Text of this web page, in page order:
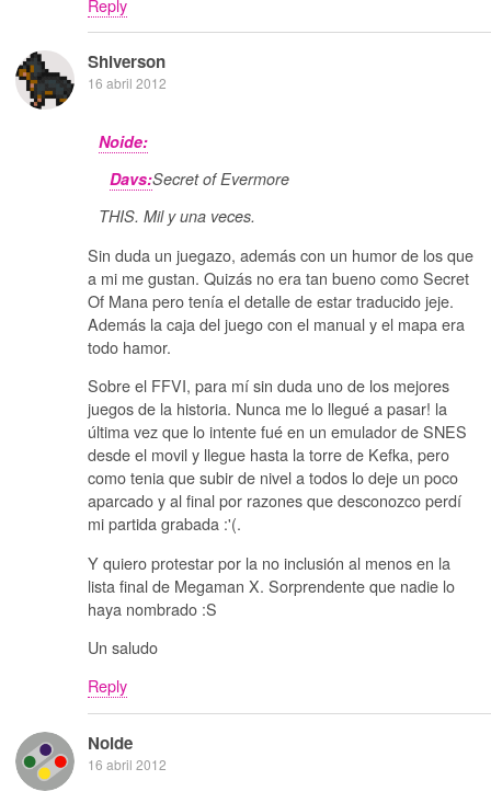
Reply
Shiverson
16 abril 2012
Noide:
Davs:Secret of Evermore
THIS. Mil y una veces.
Sin duda un juegazo, además con un humor de los que
a mi me gustan. Quizás no era tan bueno como Secret
Of Mana pero tenía el detalle de estar traducido jeje.
Además la caja del juego con el manual y el mapa era
todo hamor.
Sobre el FFVI, para mí sin duda uno de los mejores
juegos de la historia. Nunca me lo llegué a pasar! la
última vez que lo intente fué en un emulador de SNES
desde el movil y llegue hasta la torre de Kefka, pero
como tenia que subir de nivel a todos lo deje un poco
aparcado y al final por razones que desconozco perdí
mi partida grabada :'(.
Y quiero protestar por la no inclusión al menos en la
lista final de Megaman X. Sorprendente que nadie lo
haya nombrado :S
Un saludo
Reply
Noide
16 abril 2012